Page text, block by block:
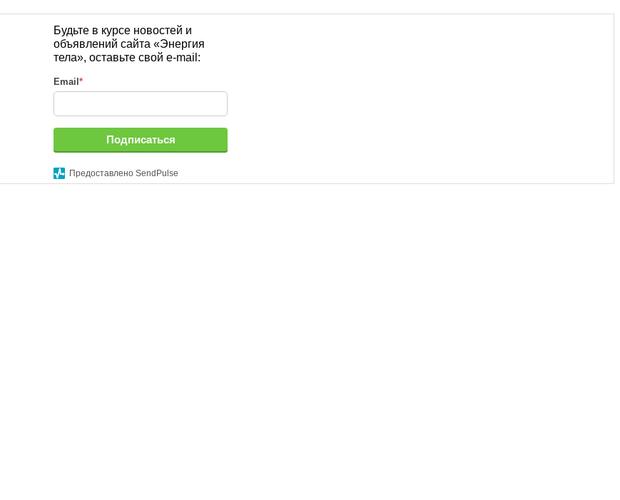
Будьте в курсе новостей и
объявлений сайта «Энергия
тела», оставьте свой e-mail:
Email*
Подписаться
Предоставлено SendPulse